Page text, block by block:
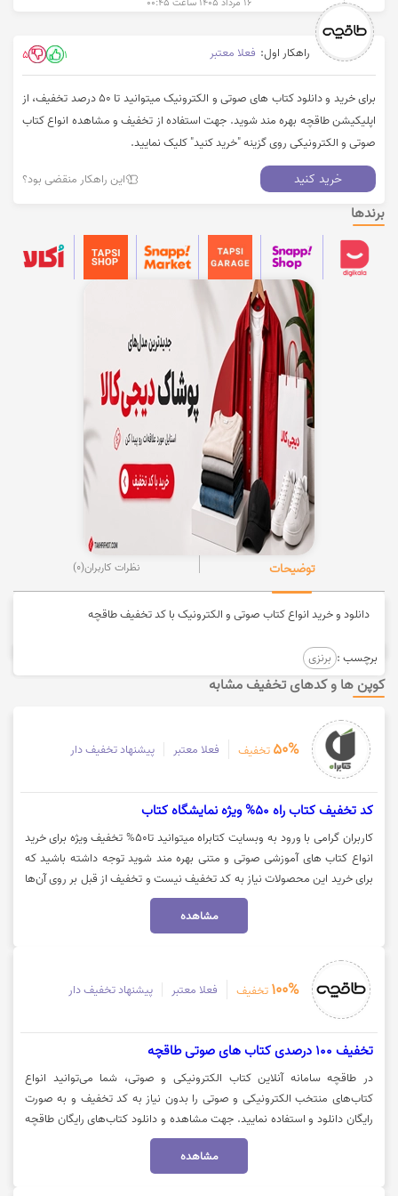
۱۶ مرداد ۱۴۰۵ ساعت ۰۰:۴۵
راهکار اول: فعلا معتبر 1
5
برای خرید و دانلود کتاب های صوتی و الکترونیک میتوانید تا 50 درصد تخفیف، از
اپلیکیشن طاقچه بهره مند شوید. جهت استفاده از تخفیف و مشاهده انواع کتاب
صوتی و الکترونیکی روی گزینه "خرید کنید" کلیک نمایید.
خرید کنید این راهکار منقضی بود؟
برندها
توضیحات نظرات کاربران(0)
دانلود و خرید انواع کتاب صوتی و الکترونیک با کد تخفیف طاقچه
برچسب : برنزی
کوپن ها و کدهای تخفیف مشابه
50% تخفیف فعلا معتبر پیشنهاد تخفیف دار
کد تخفیف کتاب راه 50% ویژه نمایشگاه کتاب
کاربران گرامی با ورود به وبسایت کتابراه میتوانید تا50% تخفیف ویژه برای خرید
انواع کتاب های آموزشی صوتی و متنی بهره مند شوید توجه داشته باشید که
برای خرید این محصولات نیاز به کد تخفیف نیست و تخفیف از قبل بر روی آن‌ها
اعمال شده است. جهت مشاهده این محصولات بر روی گزینه "خرید کنید" کلیک
مشاهده
100% تخفیف فعلا معتبر پیشنهاد تخفیف دار
تخفیف 100 درصدی کتاب های صوتی طاقچه
در طاقچه سامانه آنلاین کتاب الکترونیکی و صوتی، شما می‌توانید انواع
کتاب‌های منتخب الکترونیکی و صوتی را بدون نیاز به کد تخفیف و به صورت
رایگان دانلود و استفاده نمایید. جهت مشاهده و دانلود کتاب‌های رایگان طاقچه
بر روی "خریدکنید" کلیک نمایید.
مشاهده